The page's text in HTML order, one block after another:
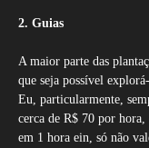
2. Guias
A maior parte das
que seja possível
Eu, particularmente,
cerca de R$ 70 por
em 1 hora ein, só não